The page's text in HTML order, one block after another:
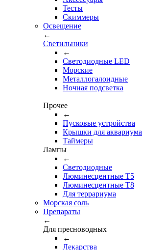
Тесты
Cкиммеры
Освещение
←
Светильники
←
Cветодиодные LED
Морские
Металлогалоидные
Ночная подсветка
Прочее
←
Пусковые устройства
Крышки для аквариума
Таймеры
Лампы
←
Светодиодные
Люминесцентные Т5
Люминесцентные Т8
Для террариума
Морская соль
Препараты
←
Для пресноводных
←
Лекарства